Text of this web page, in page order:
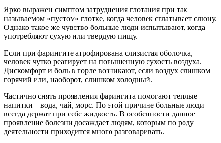
Ярко выражен симптом затруднения глотания при так
называемом «пустом» глотке, когда человек сглатывает слюну.
Однако такое же чувство больные люди испытывают, когда
употребляют сухую или твердую пищу.
Если при фарингите атрофирована слизистая оболочка,
человек чутко реагирует на повышенную сухость воздуха.
Дискомфорт и боль в горле возникают, если воздух слишком
горячий или, наоборот, слишком холодный.
Частично снять проявления фарингита помогают теплые
напитки – вода, чай, морс. По этой причине больные люди
всегда держат при себе жидкость. В особенности данное
проявление болезни досаждает людям, которым по роду
деятельности приходится много разговаривать.